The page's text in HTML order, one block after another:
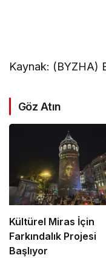
Kaynak: (BYZHA)
Göz Atın
Kültürel Miras İçin
Farkındalık Projesi
Başlıyor